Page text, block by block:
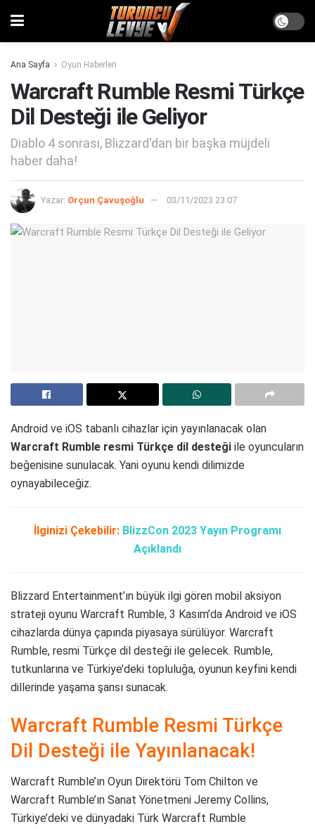
Ana Sayfa Oyun Haberleri
Warcraft Rumble Resmi Türkçe
Dil Desteği ile Geliyor
Diablo 4 sonrası, Blizzard'dan bir başka müjdeli
haber daha!
Yazar: Orçun Çavuşoğlu 03/11/2023 23:07
Android ve iOS tabanlı cihazlar için yayınlanacak olan
Warcraft Rumble resmi Türkçe dil desteği ile oyuncuların
beğenisine sunulacak. Yani oyunu kendi dilimizde
oynayabileceğiz.
İlginizi Çekebilir: BlizzCon 2023 Yayın Programı
Açıklandı
Blizzard Entertainment’ın büyük ilgi gören mobil aksiyon
strateji oyunu Warcraft Rumble, 3 Kasım’da Android ve iOS
cihazlarda dünya çapında piyasaya sürülüyor. Warcraft
Rumble, resmi Türkçe dil desteği ile gelecek. Rumble,
tutkunlarına ve Türkiye’deki topluluğa, oyunun keyfini kendi
dillerinde yaşama şansı sunacak.
Warcraft Rumble Resmi Türkçe
Dil Desteği ile Yayınlanacak!
Warcraft Rumble’ın Oyun Direktörü Tom Chilton ve
Warcraft Rumble’ın Sanat Yönetmeni Jeremy Collins,
Türkiye’deki ve dünyadaki Türk Warcraft Rumble